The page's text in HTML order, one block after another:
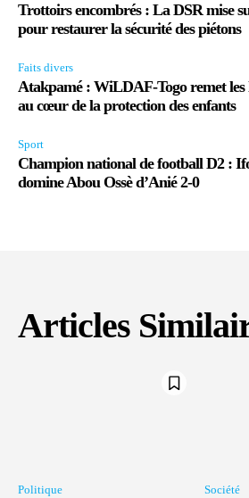
Trottoirs encombrés : La DSR mise
pour restaurer la sécurité des piétons
Faits divers
Atakpamé : WiLDAF-Togo remet les
au cœur de la protection des enfants
Sport
Champion national de football D2 :
domine Abou Ossè d’Anié 2-0
Articles
Politique Société